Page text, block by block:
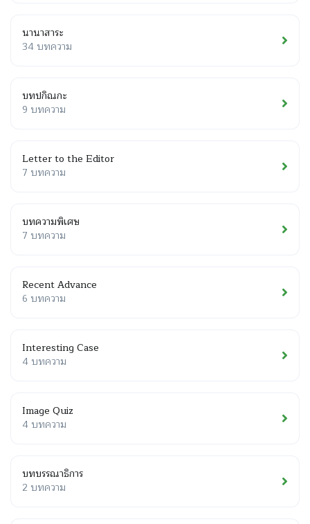
นานาสาระ
34 บทความ
บทปกิณกะ
9 บทความ
Letter to the Editor
7 บทความ
บทความพิเศษ
7 บทความ
Recent Advance
6 บทความ
Interesting Case
4 บทความ
Image Quiz
4 บทความ
บทบรรณาธิการ
2 บทความ